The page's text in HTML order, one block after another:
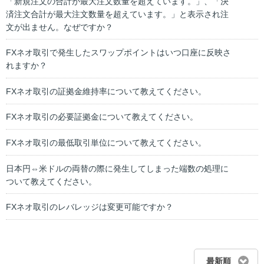
済注文合計が最大注文数量を超えています。」と表示され注
文が出ません。なぜですか？
FXネオ取引で発生したスワップポイントはいつ口座に反映さ
れますか？
FXネオ取引の証拠金維持率について教えてください。
FXネオ取引の必要証拠金について教えてください。
FXネオ取引の最低取引単位について教えてください。
日本円⇔米ドルの両替の際に発生してしまった端数の処理に
ついて教えてください。
FXネオ取引のレバレッジは変更可能ですか？
最新順